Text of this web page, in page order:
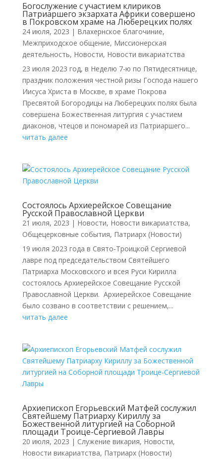
Богослужение с участием клириков
Патриаршего экзархата Африки совершено
в Покровском храме на Люберецких полях
24 июля, 2023 | Влахернское благочиние,
Межприходское общение, Миссионерская
деятельность, Новости, Новости викариатства
23 июля 2023 год, в Неделю 7-ю по Пятидесятнице,
праздник положения честной ризы Господа нашего
Иисуса Христа в Москве, в храме Покрова
Пресвятой Богородицы на Люберецких полях была
совершена Божественная литургия с участием
диаконов, чтецов и пономарей из Патриаршего...
читать далее
Состоялось Архиерейское Совещание
Русской Православной Церкви
21 июля, 2023 | Новости, Новости викариатства,
Общецерковные события, Патриарх (Новости)
19 июля 2023 года в Свято-Троицкой Сергиевой
лавре под председательством Святейшего
Патриарха Московского и всея Руси Кирилла
состоялось Архиерейское Совещание Русской
Православной Церкви. Архиерейское Совещание
было созвано в соответствии с решением,...
читать далее
Архиепископ Егорьевский Матфей сослужил
Святейшему Патриарху Кириллу за
Божественной литургией на Соборной
площади Троице-Сергиевой Лавры
20 июля, 2023 | Cлужение викария, Новости,
Новости викариатства, Патриарх (Новости)